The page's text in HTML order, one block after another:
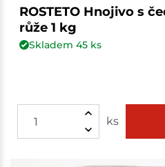
ROSTETO Hnojivo s
růže 1 kg
Skladem 45ks
ks